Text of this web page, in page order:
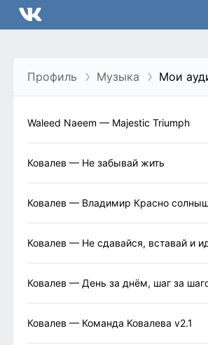
Профиль Музыка Мои
Waleed Naeem — Majestic Triumph
Ковалев — Не забывай жить
Ковалев — Владимир Красно
Ковалев — Не сдавайся, вставай и
Ковалев — День за днём, шаг за
Ковалев — Команда Ковалева v2.1